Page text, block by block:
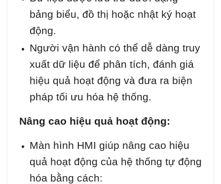
bảng biểu, đồ thị hoặc nhật ký hoạt
động.
Người vận hành có thể dễ dàng truy
xuất dữ liệu để phân tích, đánh giá
hiệu quả hoạt động và đưa ra biện
pháp tối ưu hóa hệ thống.
Nâng cao hiệu quả hoạt động:
Màn hình HMI giúp nâng cao hiệu
quả hoạt động của hệ thống tự động
hóa bằng cách: